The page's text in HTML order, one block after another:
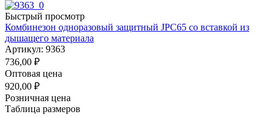
Быстрый просмотр
Комбинезон одноразовый защитный JPC65 со вставкой из
дышащего материала
Артикул: 9363
736,00 ₽
Оптовая цена
920,00 ₽
Розничная цена
Таблица размеров